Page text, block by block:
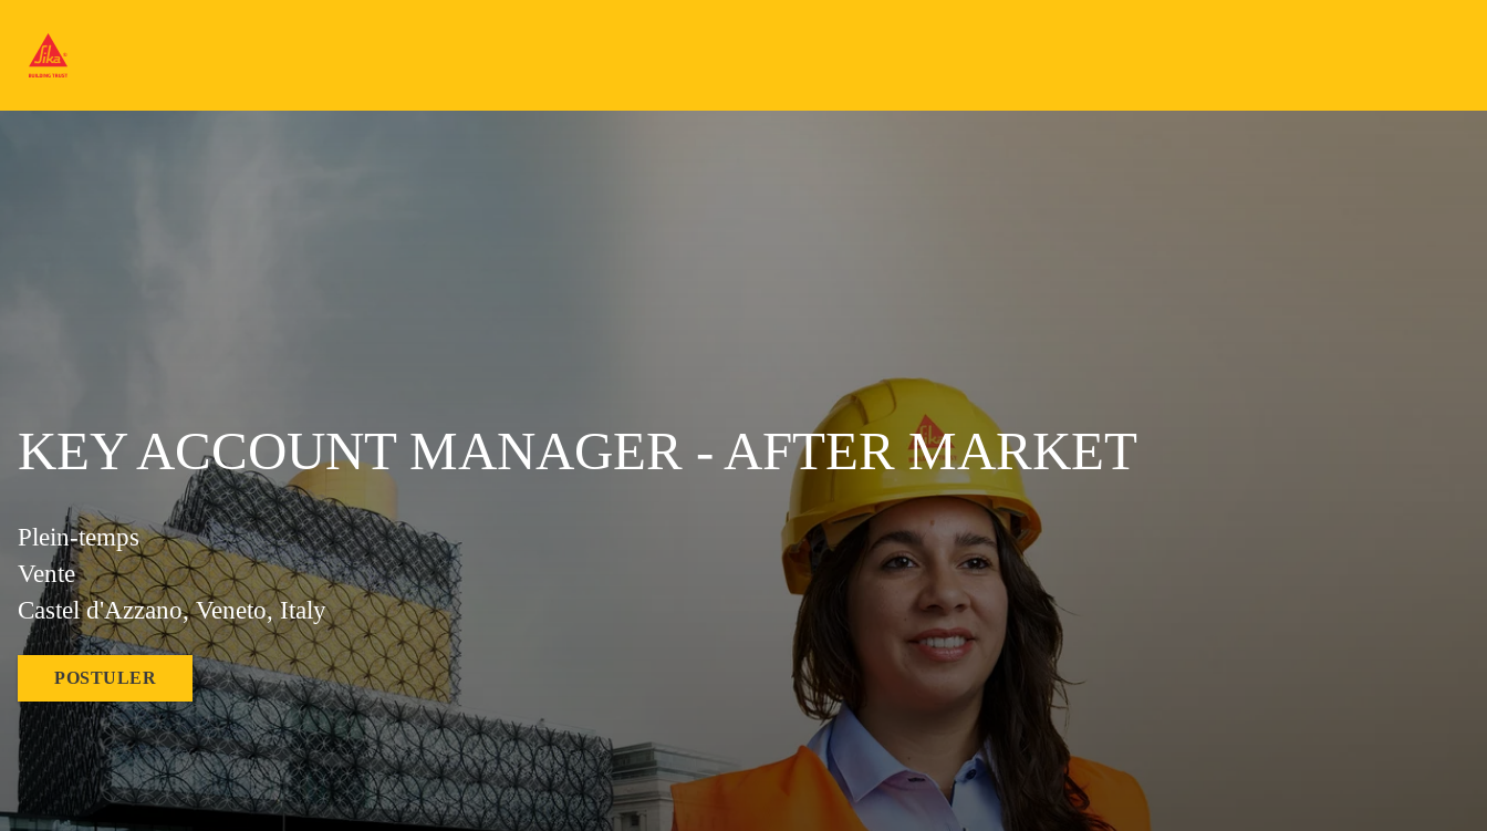
KEY ACCOUNT MANAGER - AFTER MARKET
Plein-temps
Vente
Castel d'Azzano, Veneto, Italy
POSTULER